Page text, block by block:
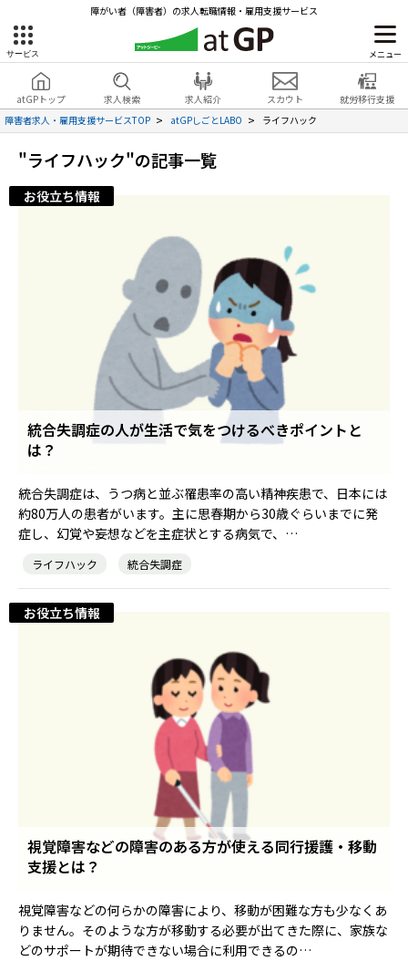
障がい者（障害者）の求人転職情報・雇用支援サービス
サービス メニュー
atGPトップ 求人検索 求人紹介 スカウト
就労移行支援
障害者求人・雇用支援サービスTOP
atGPしごとLABO ライフハック
"ライフハック"の記事一覧
お役立ち情報
統合失調症の人が生活で気をつけるべきポイントと
は？
統合失調症は、うつ病と並ぶ罹患率の高い精神疾患で、日本には
約80万人の患者がいます。主に思春期から30歳ぐらいまでに発
症し、幻覚や妄想などを主症状とする病気で、…
ライフハック 統合失調症
お役立ち情報
視覚障害などの障害のある方が使える同行援護・移動
支援とは？
視覚障害などの何らかの障害により、移動が困難な方も少なくあ
りません。そのような方が移動する必要が出てきた際に、家族な
どのサポートが期待できない場合に利用できるの…
障害者雇用のアットジーピー
サービスラインナップ
就転職支援サービス
障害者専門の就転職支援サービス
障害者アスリート専門の就転職支援サービス
ハイスキルな障害者の転職支援サービス
障害のある新卒学生専門の就職エージェントサービス
障害者専門の求人検索・スカウトサービス
障害別専門支援の就労移行支援サービス
IT・Web制作スキルを身につける就労移行支援サービス
会員登録 無料
就労移行支援
見学・お問い合わせ 無料
atGPトップ
求人を紹介してもらう
スカウトを受ける
就労支援サービス
就職・転職ノウハウ
お問い合わせ・よくある質問
お問い合わせ
よくある質問
メニューを閉じる